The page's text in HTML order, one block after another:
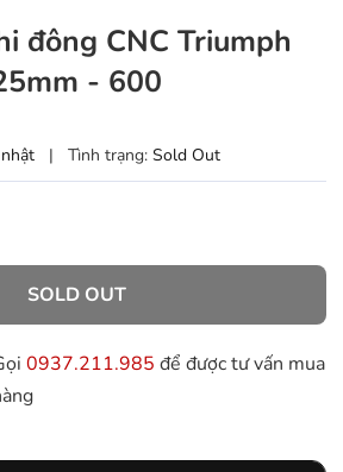
đông CNC Triumph
- 600
| Tình trạng: Sold Out
SOLD OUT
0937.211.985 để được tư vấn mua